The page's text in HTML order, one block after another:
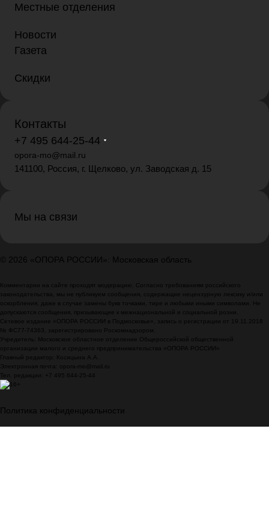
Местные отделения
Новости
Газета
Скидки
Контакты
+7 495 644-25-44
opora-mo@mail.ru
141100, Россия, г. Щелково, ул. Заводская д. 15
Мы на связи
© 2026 «ОПОРА РОССИИ»: Московская область
Комментарии на сайте проходят модерацию. Согласно требованиям российского
законодательства, мы не публикуем сообщения, содержащие нецензурную лексику и/или
оскорбления, даже в случае замены букв точками, тире и любыми иными символами. Не
допускаются сообщения, призывающие к межнациональной и социальной розни.
Сетевое издание «ОПОРА РОССИИ в Подмосковье», запись о регистрации от 19.11.2018
№ ФС77-74363, зарегистрировано Роскомнадзором.
Учредитель: Московское областное отделение Общероссийской общественной
организации малого и среднего предпринимательства «ОПОРА РОССИИ»
Главный редактор: Косицына А.А.
Электронная почта: opora-mo@mail.ru
Тел. редакции: +7 495 644-25-44
Политика конфиденциальности